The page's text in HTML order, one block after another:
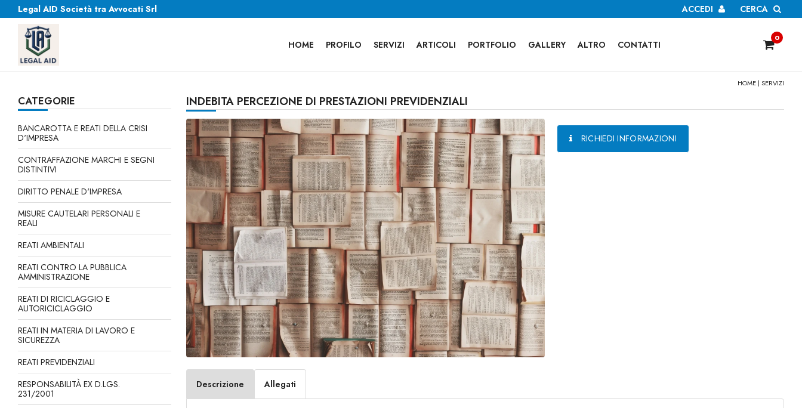
Legal AID Società tra Avvocati Srl CERCA
ACCEDI
HOME PROFILO SERVIZI ARTICOLI PORTFOLIO GALLERY ALTRO CONTATTI
0
HOME | SERVIZI
CATEGORIE
BANCAROTTA E REATI DELLA CRISI
D'IMPRESA
CONTRAFFAZIONE MARCHI E SEGNI
DISTINTIVI
DIRITTO PENALE D'IMPRESA
MISURE CAUTELARI PERSONALI E
REALI
REATI AMBIENTALI
REATI CONTRO LA PUBBLICA
AMMINISTRAZIONE
REATI DI RICICLAGGIO E
AUTORICICLAGGIO
REATI IN MATERIA DI LAVORO E
SICUREZZA
REATI PREVIDENZIALI
RESPONSABILITÀ EX D.LGS.
231/2001
INDEBITA PERCEZIONE DI PRESTAZIONI PREVIDENZIALI
RICHIEDI INFORMAZIONI
Descrizione Allegati